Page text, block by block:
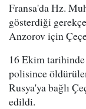
Fransa'da Hz.
gösterdiği
Anzorov için
16 Ekim tarihinde
polisince
Rusya'ya bağlı
edildi.